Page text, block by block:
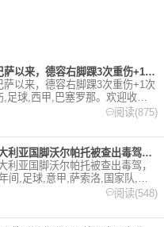
[足球]世体：加盟巴萨以来，德容右脚踝3次重伤+1次膝盖伤+
以来，德容右脚踝3次重伤+1次
足球,西甲,巴塞罗那。欢迎收藏
新最新的足球，篮球体育资讯。
阅读(875)
【西甲】澳媒：澳大利亚国脚沃尔帕托被查出毒驾，禁赛期在3个月
利亚国脚沃尔帕托被查出毒驾，
间,足球,意甲,萨索洛,国家队,澳
甲,法甲,五洲。欢迎收藏本站，
阅读(548)